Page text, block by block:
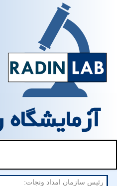
رئیس سازمان امداد ونجات: